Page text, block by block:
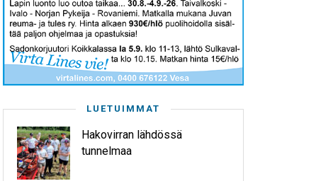
LUETUIMMAT
Hakovirran lähdössä
tunnelmaa